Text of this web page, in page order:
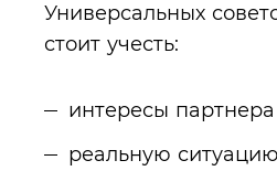
Универсальных
стоит учесть:
интересы
реальную